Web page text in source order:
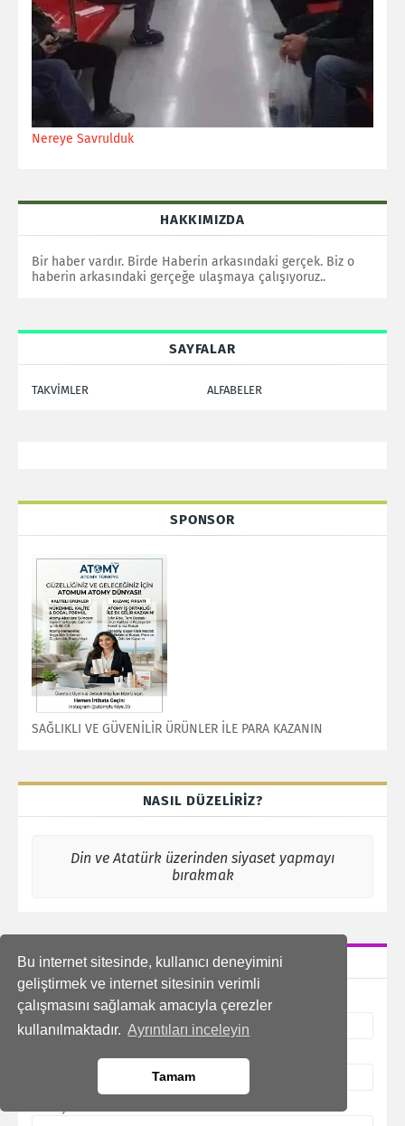
Bu internet sitesinde, kullanıcı deneyimini
geliştirmek ve internet sitesinin verimli
çalışmasını sağlamak amacıyla çerezler
kullanılmaktadır. Ayrıntıları inceleyin
Tamam
Nereye Savrulduk
HAKKIMIZDA
Bir haber vardır. Birde Haberin arkasındaki gerçek. Biz o
haberin arkasındaki gerçeğe ulaşmaya çalışıyoruz..
SAYFALAR
TAKVİMLER ALFABELER
SPONSOR
SAĞLIKLI VE GÜVENİLİR ÜRÜNLER İLE PARA KAZANIN
NASIL DÜZELİRİZ?
Din ve Atatürk üzerinden siyaset yapmayı
bırakmak
İLETIŞIM FORMU
Ad